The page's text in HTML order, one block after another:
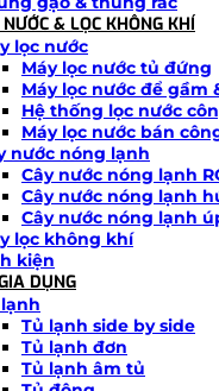
& LỌC KHÔNG KHÍ
lọc nước
Máy lọc nước tủ đứng
Máy lọc nước để gầm
Hệ thống lọc nước
Máy lọc nước bán
nước nóng lạnh
Cây nước nóng lạnh
Cây nước nóng lạnh
Cây nước nóng lạnh
lọc không khí
kiện
DỤNG
Tủ lạnh side by side
Tủ lạnh đơn
Tủ lạnh âm tủ